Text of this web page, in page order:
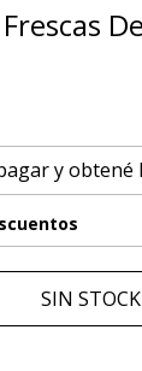
y obtené
SIN STOCK